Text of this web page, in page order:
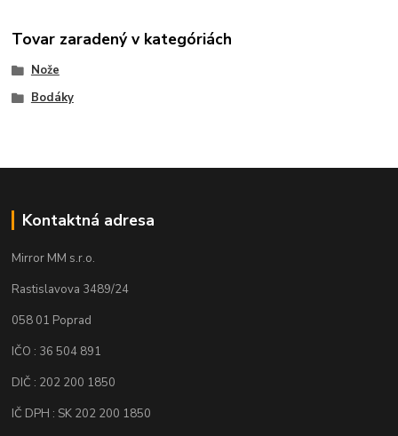
Tovar zaradený v kategóriách
Nože
Bodáky
Kontaktná adresa
Mirror MM s.r.o.
Rastislavova 3489/24
058 01 Poprad
IČO : 36 504 891
DIČ : 202 200 1850
IČ DPH : SK 202 200 1850